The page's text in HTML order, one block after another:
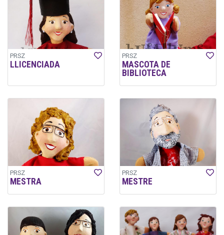
PRSZ
LLICENCIADA
PRSZ
MASCOTA DE
BIBLIOTECA
PRSZ
MESTRA
PRSZ
MESTRE